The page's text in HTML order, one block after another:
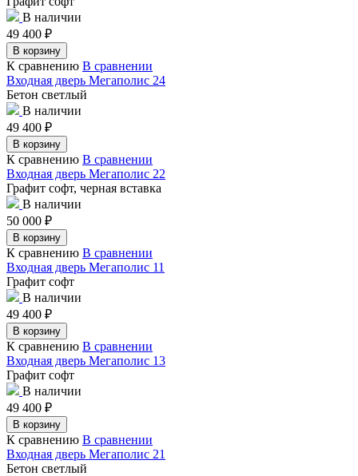
В наличии
49 400 ₽
В корзину
К сравнению В сравнении
Входная дверь Мегаполис 24
Бетон светлый
В наличии
49 400 ₽
В корзину
К сравнению В сравнении
Входная дверь Мегаполис 22
Графит софт, черная вставка
В наличии
50 000 ₽
В корзину
К сравнению В сравнении
Входная дверь Мегаполис 11
Графит софт
В наличии
49 400 ₽
В корзину
К сравнению В сравнении
Входная дверь Мегаполис 13
Графит софт
В наличии
49 400 ₽
В корзину
К сравнению В сравнении
Входная дверь Мегаполис 21
Бетон светлый